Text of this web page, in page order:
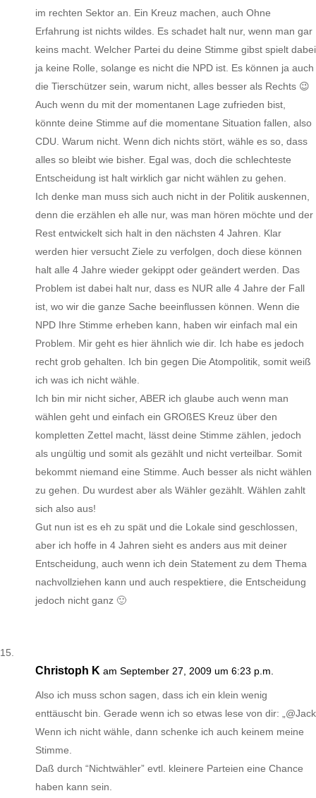
im rechten Sektor an. Ein Kreuz machen, auch Ohne
Erfahrung ist nichts wildes. Es schadet halt nur, wenn man gar
keins macht. Welcher Partei du deine Stimme gibst spielt dabei
ja keine Rolle, solange es nicht die NPD ist. Es können ja auch
die Tierschützer sein, warum nicht, alles besser als Rechts 😉
Auch wenn du mit der momentanen Lage zufrieden bist,
könnte deine Stimme auf die momentane Situation fallen, also
CDU. Warum nicht. Wenn dich nichts stört, wähle es so, dass
alles so bleibt wie bisher. Egal was, doch die schlechteste
Entscheidung ist halt wirklich gar nicht wählen zu gehen.
Ich denke man muss sich auch nicht in der Politik auskennen,
denn die erzählen eh alle nur, was man hören möchte und der
Rest entwickelt sich halt in den nächsten 4 Jahren. Klar
werden hier versucht Ziele zu verfolgen, doch diese können
halt alle 4 Jahre wieder gekippt oder geändert werden. Das
Problem ist dabei halt nur, dass es NUR alle 4 Jahre der Fall
ist, wo wir die ganze Sache beeinflussen können. Wenn die
NPD Ihre Stimme erheben kann, haben wir einfach mal ein
Problem. Mir geht es hier ähnlich wie dir. Ich habe es jedoch
recht grob gehalten. Ich bin gegen Die Atompolitik, somit weiß
ich was ich nicht wähle.
Ich bin mir nicht sicher, ABER ich glaube auch wenn man
wählen geht und einfach ein GROßES Kreuz über den
kompletten Zettel macht, lässt deine Stimme zählen, jedoch
als ungültig und somit als gezählt und nicht verteilbar. Somit
bekommt niemand eine Stimme. Auch besser als nicht wählen
zu gehen. Du wurdest aber als Wähler gezählt. Wählen zahlt
sich also aus!
Gut nun ist es eh zu spät und die Lokale sind geschlossen,
aber ich hoffe in 4 Jahren sieht es anders aus mit deiner
Entscheidung, auch wenn ich dein Statement zu dem Thema
nachvollziehen kann und auch respektiere, die Entscheidung
jedoch nicht ganz 🙂
Christoph K am September 27, 2009 um 6:23 p.m.
Also ich muss schon sagen, dass ich ein klein wenig
enttäuscht bin. Gerade wenn ich so etwas lese von dir: „@Jack
Wenn ich nicht wähle, dann schenke ich auch keinem meine
Stimme.
Daß durch “Nichtwähler” evtl. kleinere Parteien eine Chance
haben kann sein.